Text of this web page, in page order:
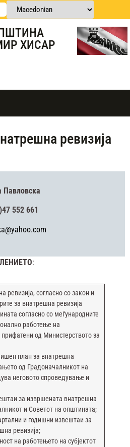
ХИСАР
ревизија
Павловска
552 661
:
согласно со закон и
за внатрешна ревизија
согласно со меѓународните
работење на
од Министерството за
план за внатрешна
од Градоначалникот на
неговото спроведување и
за извршената внатрешна
и Советот на општината;
и годишни извештаи за
ревизија;
на работењето на субјектот